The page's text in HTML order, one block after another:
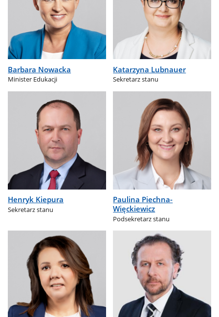
Barbara Nowacka
Minister Edukacji
Katarzyna Lubnauer
Sekretarz stanu
Henryk Kiepura
Sekretarz stanu
Paulina Piechna-
Więckiewicz
Podsekretarz stanu